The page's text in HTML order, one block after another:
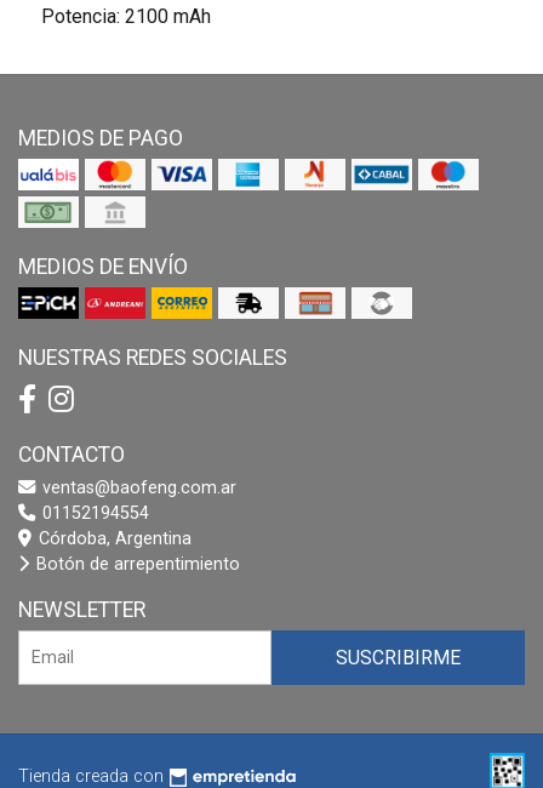
Potencia: 2100 mAh
MEDIOS DE PAGO
MEDIOS DE ENVÍO
NUESTRAS REDES SOCIALES
CONTACTO
ventas@baofeng.com.ar
01152194554
Córdoba, Argentina
Botón de arrepentimiento
NEWSLETTER
SUSCRIBIRME
Tienda creada con